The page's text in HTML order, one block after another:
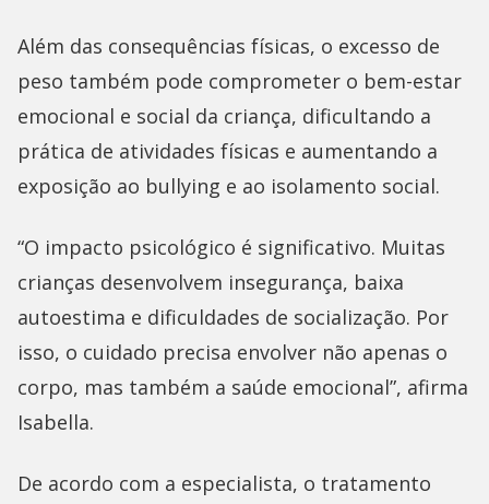
Além das consequências físicas, o excesso de
peso também pode comprometer o bem-estar
emocional e social da criança, dificultando a
prática de atividades físicas e aumentando a
exposição ao bullying e ao isolamento social.
“O impacto psicológico é significativo. Muitas
crianças desenvolvem insegurança, baixa
autoestima e dificuldades de socialização. Por
isso, o cuidado precisa envolver não apenas o
corpo, mas também a saúde emocional”, afirma
Isabella.
De acordo com a especialista, o tratamento